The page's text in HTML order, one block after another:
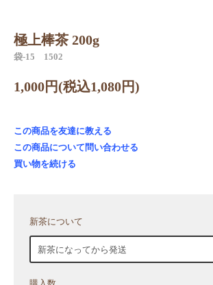
極上棒茶 200g
袋‐15 1502
1,000円(税込1,080円)
この商品を友達に教える
この商品について問い合わせる
買い物を続ける
新茶について